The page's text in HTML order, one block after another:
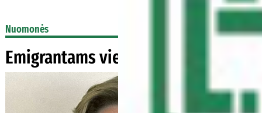
Nuomonės
Emigrantams vietos tėvynėje neliko